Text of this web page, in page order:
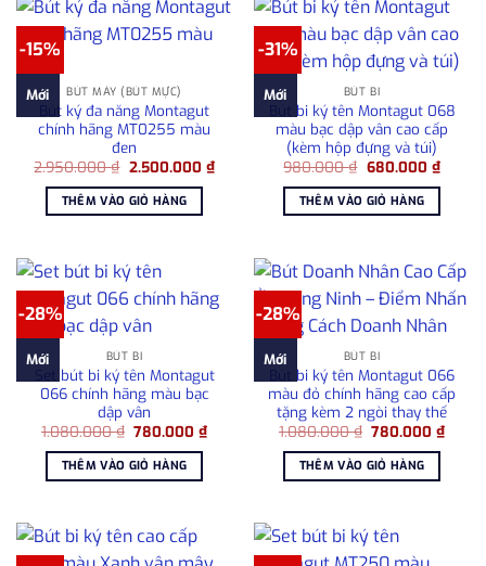
-15%
Mới BÚT MÁY (BÚT MỰC)
Bút ký đa năng Montagut
chính hãng MT0255 màu
đen
2.950.000₫ Giá
là:
2.950.000 ₫.
2.500.000 ₫Giá
hiện
2.500.000 ₫.
THÊM VÀO GIỎ HÀNG
-31%
Mới BÚT BI
Bút bi ký tên Montagut 068
màu bạc dập vân cao cấp
(kèm hộp đựng và túi)
980.000₫ Giá
là:
980.000 ₫.
680.000 ₫Giá
hiện
THÊM VÀO GIỎ HÀNG
-28%
Mới BÚT BI
Set bút bi ký tên Montagut
066 chính hãng màu bạc
dập vân
1.080.000₫ Giá
là:
1.080.000 ₫.
780.000₫Giá
THÊM VÀO GIỎ HÀNG
-28%
Mới BÚT BI
Bút bi ký tên Montagut 066
màu đỏ chính hãng cao cấp
tặng kèm 2 ngòi thay thế
1.080.000₫ Giá
là:
1.080.000 ₫.
780.000₫Giá
THÊM VÀO GIỎ HÀNG